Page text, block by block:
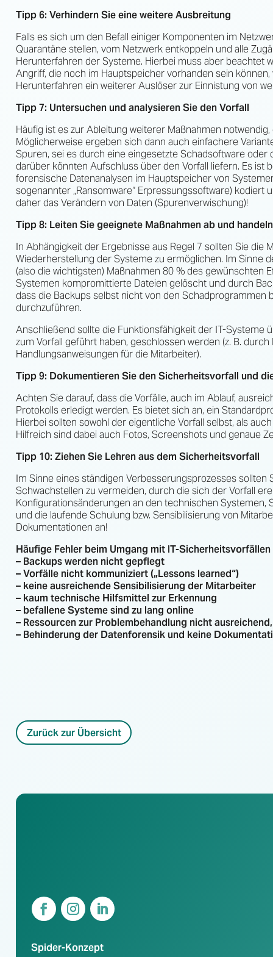
Tipp 6: Verhindern Sie eine weitere Ausbreitung
Falls es sich um den Befall einiger Komponenten im
Quarantäne stellen, vom Netzwerk entkoppeln und alle
Herunterfahren der Systeme. Hierbei muss aber beachtet
Angriff, die noch im Hauptspeicher vorhanden sein
Herunterfahren ein weiterer Auslöser zur Einnistung von
Tipp 7: Untersuchen und analysieren Sie den Vorfall
Häufig ist es zur Ableitung weiterer Maßnahmen
Möglicherweise ergeben sich dann auch einfachere
Spuren, sei es durch eine eingesetzte Schadsoftware
darüber könnten Aufschluss über den Vorfall liefern. Es ist
forensische Datenanalysen im Hauptspeicher von
sogenannter „Ransomware“ Erpressungssoftware)
daher das Verändern von Daten (Spurenverwischung)!
Tipp 8: Leiten Sie geeignete Maßnahmen ab und
In Abhängigkeit der Ergebnisse aus Regel 7 sollten Sie
Wiederherstellung der Systeme zu ermöglichen. Im Sinne
(also die wichtigsten) Maßnahmen 80 % des gewünschten
Systemen kompromittierte Dateien gelöscht und durch
dass die Backups selbst nicht von den Schadprogrammen
durchzuführen.
Anschließend sollte die Funktionsfähigkeit der IT-Systeme
zum Vorfall geführt haben, geschlossen werden (z. B.
Handlungsanweisungen für die Mitarbeiter).
Tipp 9: Dokumentieren Sie den Sicherheitsvorfall und
Achten Sie darauf, dass die Vorfälle, auch im Ablauf,
Protokolls erledigt werden. Es bietet sich an, ein
Hierbei sollten sowohl der eigentliche Vorfall selbst, als
Hilfreich sind dabei auch Fotos, Screenshots und genaue
Tipp 10: Ziehen Sie Lehren aus dem Sicherheitsvorfall
Im Sinne eines ständigen Verbesserungsprozesses
Schwachstellen zu vermeiden, durch die sich der Vorfall
Konfigurationsänderungen an den technischen
und die laufende Schulung bzw. Sensibilisierung von
Dokumentationen an!
Häufige Fehler beim Umgang mit IT-
– Backups werden nicht gepflegt
– Vorfälle nicht kommuniziert („Lessons learned“)
– keine ausreichende Sensibilisierung der Mitarbeiter
– kaum technische Hilfsmittel zur Erkennung
– befallene Systeme sind zu lang online
– Ressourcen zur Problembehandlung nicht ausreichend,
– Behinderung der Datenforensik und keine
Zurück zur Übersicht
Spider-Konzept